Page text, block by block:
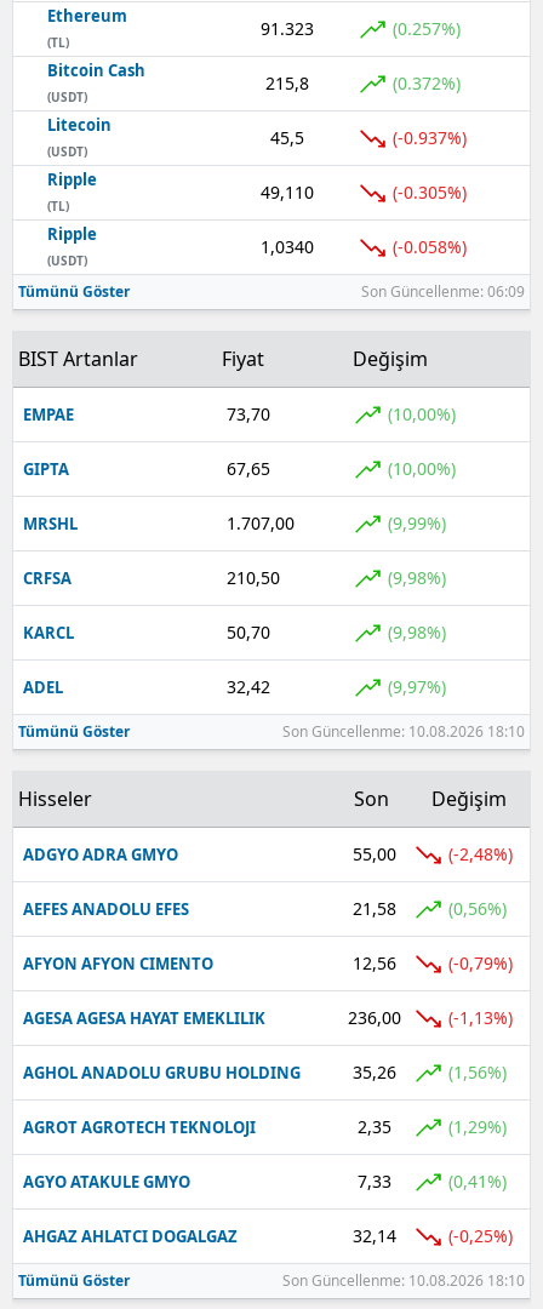
Ethereum
(TL)
91.323 (0.257%)
Bitcoin Cash
(USDT)
215,8 (0.372%)
Litecoin
(USDT)
45,5 (-0.937%)
Ripple
(TL)
49,110 (-0.305%)
Ripple
(USDT)
1,0340 (-0.058%)
Tümünü Göster Son Güncellenme: 06:09
BIST Artanlar Fiyat Değişim
EMPAE 73,70 (10,00%)
GIPTA 67,65 (10,00%)
MRSHL 1.707,00 (9,99%)
CRFSA 210,50 (9,98%)
KARCL 50,70 (9,98%)
ADEL 32,42 (9,97%)
Tümünü Göster Son Güncellenme: 10.08.2026 18:10
Hisseler Son Değişim
ADGYO ADRA GMYO 55,00 (-2,48%)
AEFES ANADOLU EFES 21,58 (0,56%)
AFYON AFYON CIMENTO 12,56 (-0,79%)
AGESA AGESA HAYAT EMEKLILIK 236,00 (-1,13%)
AGHOL ANADOLU GRUBU HOLDING 35,26 (1,56%)
AGROT AGROTECH TEKNOLOJI 2,35 (1,29%)
AGYO ATAKULE GMYO 7,33 (0,41%)
AHGAZ AHLATCI DOGALGAZ 32,14 (-0,25%)
Tümünü Göster Son Güncellenme: 10.08.2026 18:10